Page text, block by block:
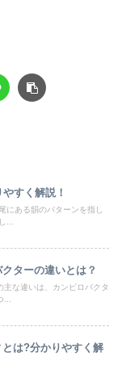
すく解説！
にある韻のパターンを指し
...
ターの違いとは？
な違いは、カンピロバクタ
は?分かりやすく解